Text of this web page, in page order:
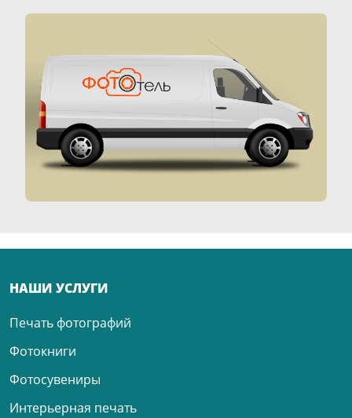
НАШИ УСЛУГИ
Печать фотографий
Фотокниги
Фотосувениры
Интерьерная печать